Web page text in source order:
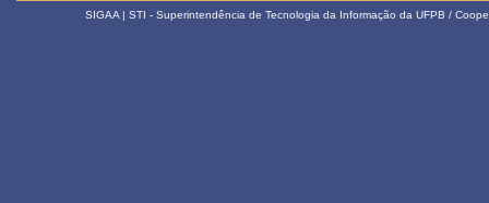
SIGAA | STI - Superintendência de Tecnologia da Informação da UFPB /